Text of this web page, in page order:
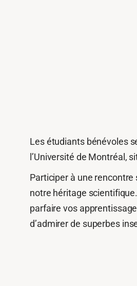
Les étudiants bénévoles
l’Université de Montréal,
Participer à une
notre héritage
parfaire vos
d’admirer de superbes